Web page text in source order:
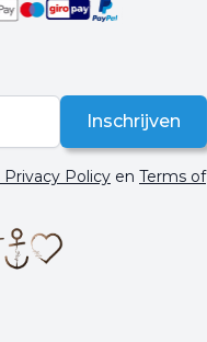
Inschrijven
Privacy Policy en Terms of